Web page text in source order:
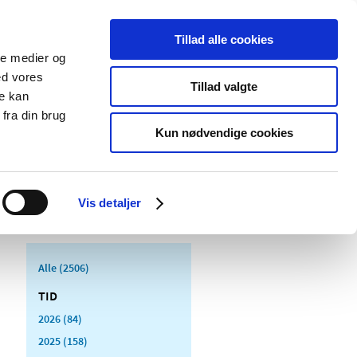
medier og
vores
kan
din brug
Vis detaljer
Tillad alle cookies
Tillad valgte
Kun nødvendige cookies
Særlige
produktområder
Alle (2506)
TID
2026 (84)
2025 (158)